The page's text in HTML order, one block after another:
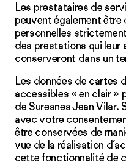
Les prestataires de
peuvent également
personnelles
des prestations qui leur
conserveront dans un
Les données de cartes
accessibles « en clair »
de Suresnes Jean Vilar.
avec votre
être conservées de
vue de la réalisation
cette fonctionnalité de